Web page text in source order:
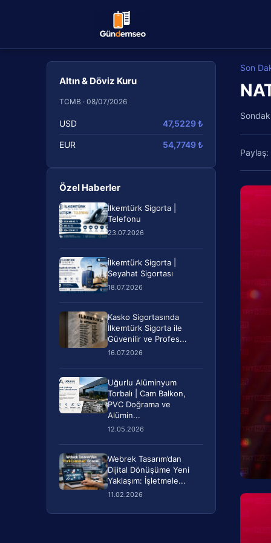
Altın & Döviz Kuru
TCMB · 08/07/2026
USD 47,5229 ₺
EUR 54,7749 ₺
Özel Haberler
İlkemtürk Sigorta |
Telefonu
23.07.2026
İlkemtürk Sigorta |
Seyahat Sigortası
18.07.2026
Kasko Sigortasında
İlkemtürk Sigorta ile
Güvenilir ve Profes...
16.07.2026
Uğurlu Alüminyum
Torbalı | Cam Balkon,
PVC Doğrama ve
Alümin...
12.05.2026
Webrek Tasarım’dan
Dijital Dönüşüme Yeni
Yaklaşım: İşletmele...
11.02.2026
Son
Paylaş: